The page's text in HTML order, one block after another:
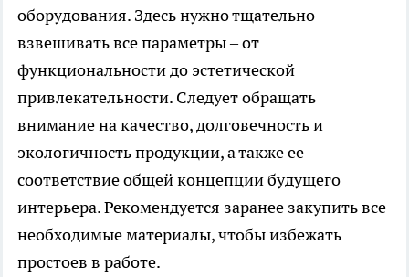
оборудования. Здесь нужно тщательно
взвешивать все параметры – от
функциональности до эстетической
привлекательности. Следует обращать
внимание на качество, долговечность и
экологичность продукции, а также ее
соответствие общей концепции будущего
интерьера. Рекомендуется заранее закупить все
необходимые материалы, чтобы избежать
простоев в работе.